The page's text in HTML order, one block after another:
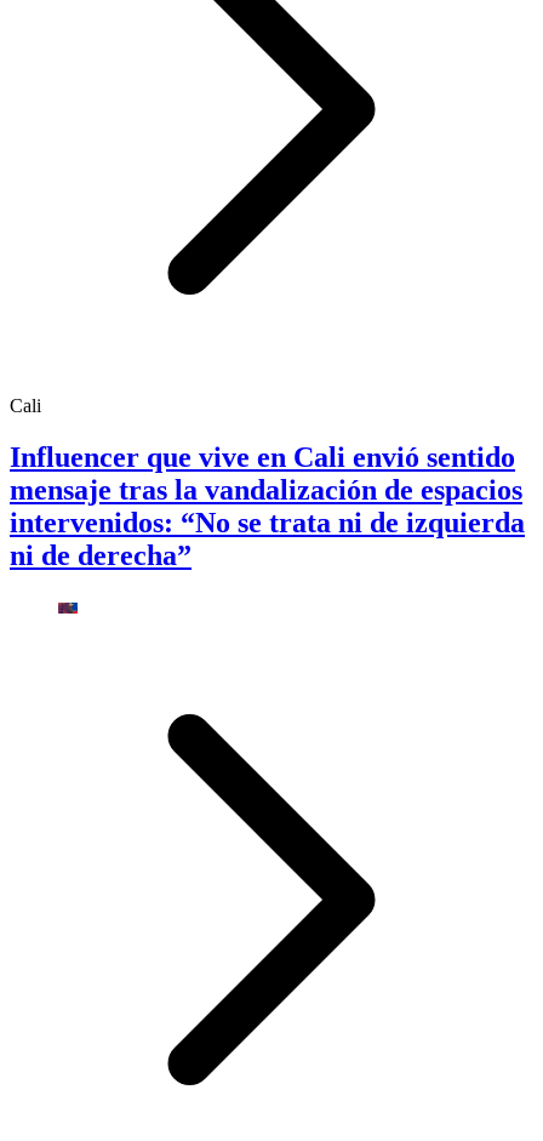
Cali
Influencer que vive en Cali envió sentido
mensaje tras la vandalización de espacios
intervenidos: “No se trata ni de izquierda
ni de derecha”